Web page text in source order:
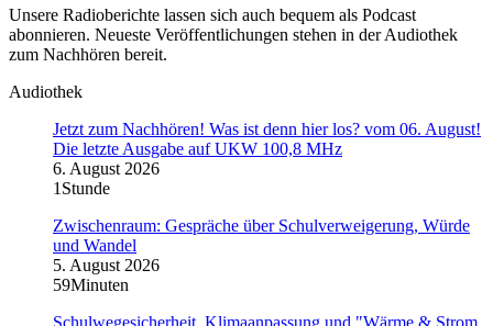
Unsere Radioberichte lassen sich auch bequem als Podcast
abonnieren. Neueste Veröffentlichungen stehen in der Audiothek
zum Nachhören bereit.
Audiothek
Jetzt zum Nachhören! Was ist denn hier los? vom 06. August!
Die letzte Ausgabe auf UKW 100,8 MHz
6. August 2026
1Stunde
Zwischenraum: Gespräche über Schulverweigerung, Würde
und Wandel
5. August 2026
59Minuten
Schulwegesicherheit, Klimaanpassung und "Wärme & Strom